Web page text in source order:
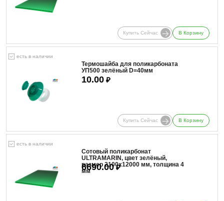
Купить Сейчас В Корзину
есть в наличии
Термошайба для поликарбоната
УП500 зелёный D=40мм
10.00 ₽
Купить Сейчас В Корзину
есть в наличии
Сотовый поликарбонат
ULTRAMARIN, цвет зелёный,
размер 2100x12000 мм, толщина 4
мм
6690.00₽